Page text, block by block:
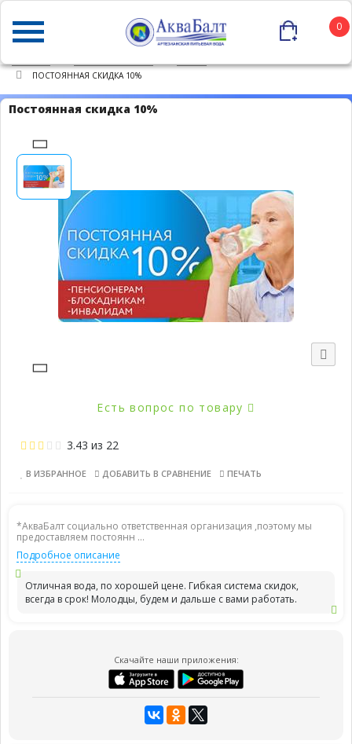
0
ПОСТОЯННАЯ СКИДКА 10%
Постоянная скидка 10%
Есть вопрос по товару
3.43 из 22
В ИЗБРАННОЕ ДОБАВИТЬ В СРАВНЕНИЕ ПЕЧАТЬ
*АкваБалт социально ответственная организация ,поэтому мы
предоставляем постоянн ...
Подробное описание
Отличная вода, по хорошей цене. Гибкая система скидок,
всегда в срок! Молодцы, будем и дальше с вами работать.
Скачайте наши приложения: